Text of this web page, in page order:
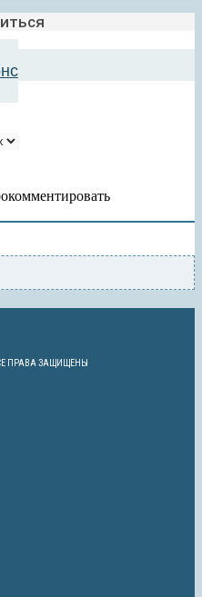
ПРАВА ЗАЩИЩЕНЫ